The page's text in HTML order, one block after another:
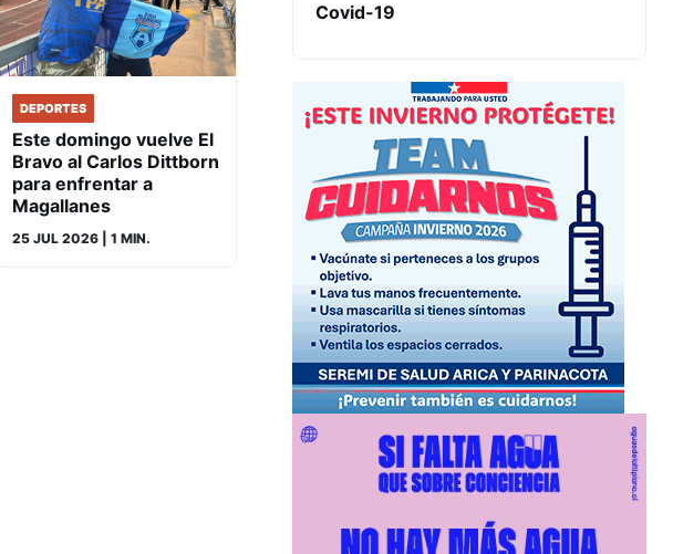
DEPORTES
Este domingo vuelve El
Bravo al Carlos Dittborn
para enfrentar a
Magallanes
25 JUL 2026 | 1 MIN.
Covid-19